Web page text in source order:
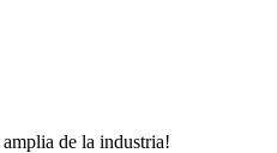
amplia de la industria!